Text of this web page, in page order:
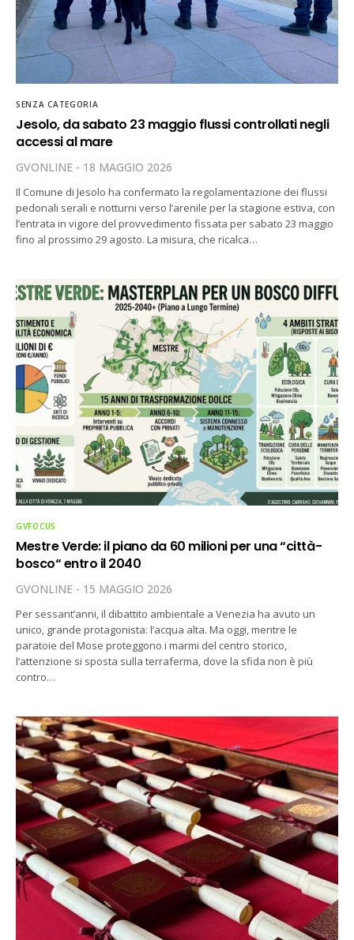
SENZA CATEGORIA
Jesolo, da sabato 23 maggio flussi controllati negli
accessi al mare
GVONLINE 18 MAGGIO 2026
Il Comune di Jesolo ha confermato la regolamentazione dei flussi
pedonali serali e notturni verso l’arenile per la stagione estiva, con
l’entrata in vigore del provvedimento fissata per sabato 23 maggio
fino al prossimo 29 agosto. La misura, che ricalca…
GVFOCUS
Mestre Verde: il piano da 60 milioni per una “città-
bosco“ entro il 2040
GVONLINE 15 MAGGIO 2026
Per sessant’anni, il dibattito ambientale a Venezia ha avuto un
unico, grande protagonista: l’acqua alta. Ma oggi, mentre le
paratoie del Mose proteggono i marmi del centro storico,
l’attenzione si sposta sulla terraferma, dove la sfida non è più
contro…